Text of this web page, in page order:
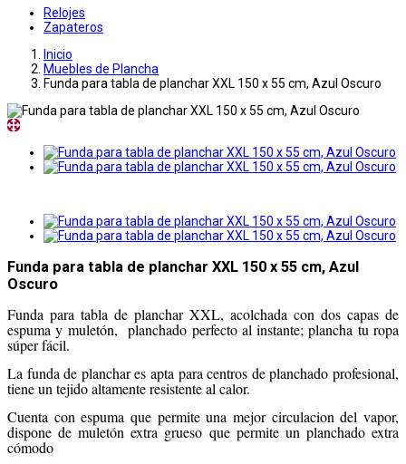
Relojes
Zapateros
Inicio
Muebles de Plancha
Funda para tabla de planchar XXL 150 x 55 cm, Azul Oscuro
Funda para tabla de planchar XXL 150 x 55 cm, Azul
Oscuro
Funda para tabla de planchar XXL, acolchada con dos capas de
espuma y muletón, planchado perfecto al instante; plancha tu ropa
súper fácil.
La funda de planchar es apta para centros de planchado profesional,
tiene un tejido altamente resistente al calor.
Cuenta con espuma que permite una mejor circulacion del vapor,
dispone de muletón extra grueso que permite un planchado extra
cómodo